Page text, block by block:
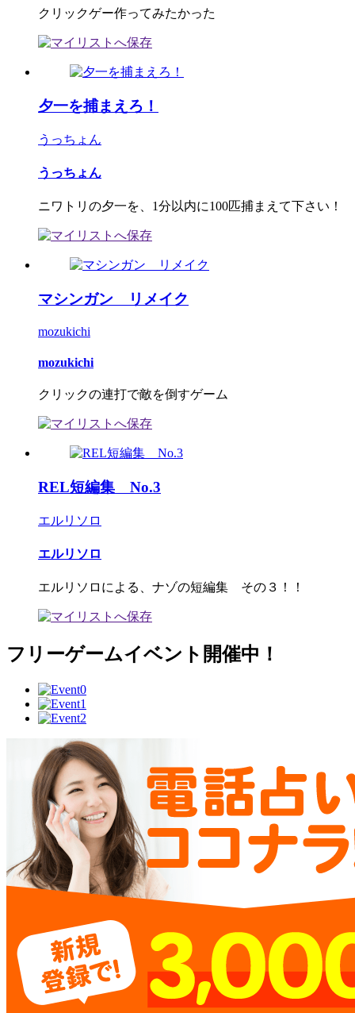
クリックゲー作ってみたかった
夕一を捕まえろ！
うっちょん
うっちょん
ニワトリの夕一を、1分以内に100匹捕まえて下さい！
マシンガン リメイク
mozukichi
mozukichi
クリックの連打で敵を倒すゲーム
REL短編集 No.3
エルリソロ
エルリソロ
エルリソロによる、ナゾの短編集 その３！！
フリーゲームイベント開催中！